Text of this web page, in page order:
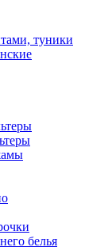
туники
белья